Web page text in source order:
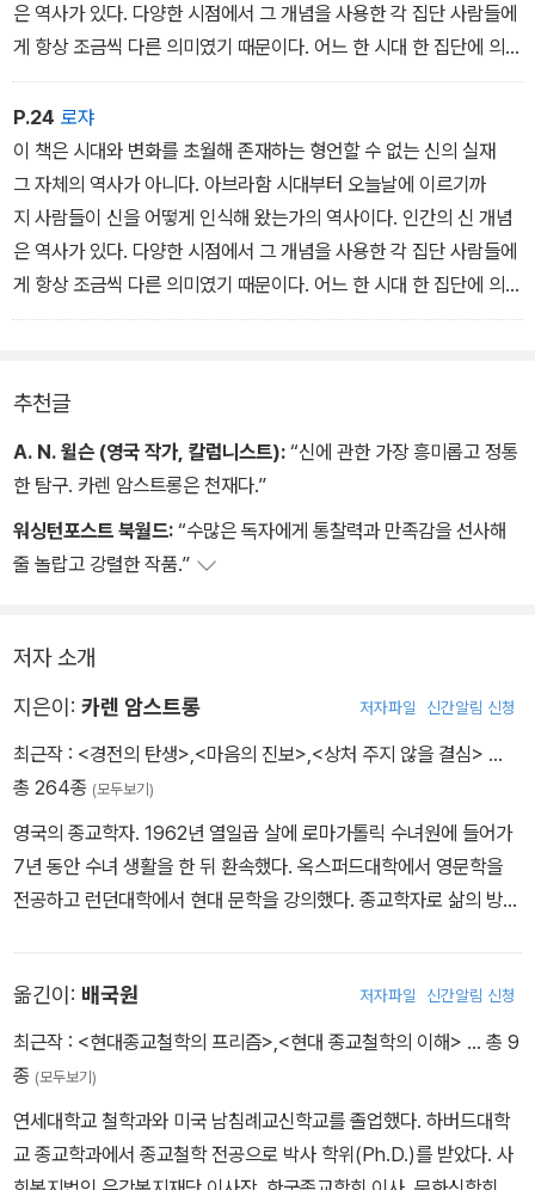
은 역사가 있다. 다양한 시점에서 그 개념을 사용한 각 집단 사람들에
게 항상 조금씩 다른 의미였기 때문이다. 어느 한 시대 한 집단에 의
해 형성된 신 개념은 다른 시대 다른 사람들에게는 무의미할 수 있
다. ˝나는신을 믿는다˝는 명제는 그 자체로는 아무런 객관적인 의미
가 없고 다른 일반 명제들처럼 오직 특정 집단에 의해 선포될 때 그 맥
락 안에서어떤 의미를 띠게 된다. 따라서 ‘신‘이라는 말에는 변하지 않
는 단 하나의 개념이 담겨 있는 것이 아니라 서로 모순되고 심지어 상
충하기까지 하는 의미들이 총체적으로 포함되어 있다고 할 수 있
다. 만약 이러한 유연성이 없었더라면 신이라는 관념은 결코 인간
의 위대한 생각 중 하나로 살아남을 수 없었을 것이다.
P.24 로쟈
이 책은 시대와 변화를 초월해 존재하는 형언할 수 없는 신의 실재
그 자체의 역사가 아니다. 아브라함 시대부터 오늘날에 이르기까
지 사람들이 신을 어떻게 인식해 왔는가의 역사이다. 인간의 신 개념
은 역사가 있다. 다양한 시점에서 그 개념을 사용한 각 집단 사람들에
게 항상 조금씩 다른 의미였기 때문이다. 어느 한 시대 한 집단에 의
해 형성된 신 개념은 다른 시대 다른 사람들에게는 무의미할 수 있
될 때 그 맥락 안에서어떤 의미를 띠게 된다. 따라서 ‘신‘이라는 말에
는 변하지 않는 단 하나의 개념이 담겨 있는 것이 아니라 서로 모순되
고 심지어 상충하기까지 하는 의미들이 총체적으로 포함되어 있다
고 할 수 있다.
추천글
A. N. 윌슨 (영국 작가, 칼럼니스트): “신에 관한 가장 흥미롭고 정통
한 탐구. 카렌 암스트롱은 천재다.”
워싱턴포스트 북월드: “수많은 독자에게 통찰력과 만족감을 선사해
줄 놀랍고 강렬한 작품.”
저자 소개
지은이: 카렌 암스트롱 저자파일 신간알림 신청
최근작 : <경전의 탄생>,<마음의 진보>,<상처 주지 않을 결심> …
총 264종 (모두보기)
영국의 종교학자. 1962년 열일곱 살에 로마가톨릭 수녀원에 들어가
7년 동안 수녀 생활을 한 뒤 환속했다. 옥스퍼드대학에서 영문학을
전공하고 런던대학에서 현대 문학을 강의했다. 종교학자로 삶의 방향
포용적인 사상가”로 평가받고 있다. 암스트롱의 저작은 지금까지 전
세계 45개 언어로 번역되었고 수백만 부가 판매되었다. 2008년에
는 종교 간 화해와 평화를 위해 활동한 공로를 인정받아 ‘프랭클린 루
화 간 이해 증진에 공헌한 공로로 ‘나예프 알-로드한 세계문화이해
상’의 첫 번째 수상자가 되었다. 2015년에는 ‘대영제국훈장’을 받았
옮긴이: 배국원 저자파일 신간알림 신청
최근작 : <현대종교철학의 프리즘>,<현대 종교철학의 이해> … 총 9
종 (모두보기)
연세대학교 철학과와 미국 남침례교신학교를 졸업했다. 하버드대학
교 종교학과에서 종교철학 전공으로 박사 학위(Ph.D.)를 받았다. 사